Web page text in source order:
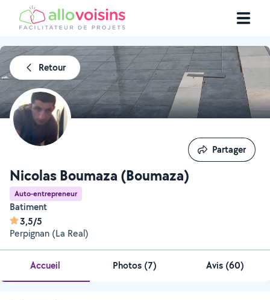
Retour
Nicolas Boumaza (Boumaza)
Auto-entrepreneur
Batiment
3,5/5
Perpignan (La Real)
Partager
Partager
Accueil Photos (7) Avis (60)